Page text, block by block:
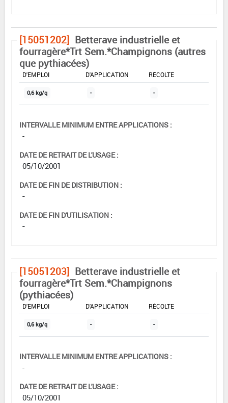
[15051202] Betterave industrielle et
fourragère*Trt Sem.*Champignons (autres
que pythiacées)
DOSE MAX
D'EMPLOI
NOMBRE MAX
D'APPLICATION
RÉCOLTE
0,6 kg/q - -
INTERVALLE MINIMUM ENTRE APPLICATIONS :
-
DATE DE RETRAIT DE L'USAGE :
05/10/2001
DATE DE FIN DE DISTRIBUTION :
-
DATE DE FIN D'UTILISATION :
-
[15051203] Betterave industrielle et
fourragère*Trt Sem.*Champignons
(pythiacées)
DOSE MAX
D'EMPLOI
D'APPLICATION
RÉCOLTE
0,6 kg/q - -
INTERVALLE MINIMUM ENTRE APPLICATIONS :
-
DATE DE RETRAIT DE L'USAGE :
05/10/2001